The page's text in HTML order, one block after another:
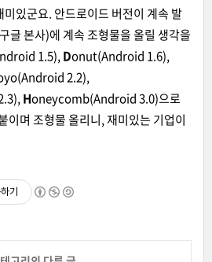
있군요. 안드로이드 버전이 계속 발
글 본사)에 계속 조형물을 올릴 생각을
1.5),Donut(Android 1.6),
2.2),
Honeycomb(Android 3.0)으로
이며 조형물 올리니, 재미있는 기업이
기